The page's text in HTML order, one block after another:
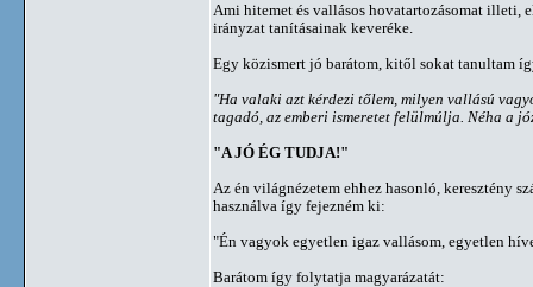
Ami hitemet és vallásos hovatartozásomat illeti,
irányzat tanításainak keveréke.
Egy közismert jó barátom, kitől sokat tanultam
"Ha valaki azt kérdezi tőlem, milyen vallású
tagadó, az emberi ismeretet felülmúlja. Néha a
"A JÓ ÉG TUDJA!"
Az én világnézetem ehhez hasonló, keresztény
használva így fejezném ki:
"Én vagyok egyetlen igaz vallásom, egyetlen
Barátom így folytatja magyarázatát: